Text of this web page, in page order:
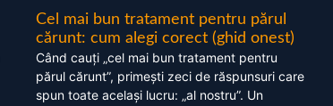
Cel mai bun tratament pentru părul
cărunt: cum alegi corect (ghid onest)
Când cauți „cel mai bun tratament pentru
părul cărunt”, primești zeci de răspunsuri care
spun toate același lucru: „al nostru”. Un